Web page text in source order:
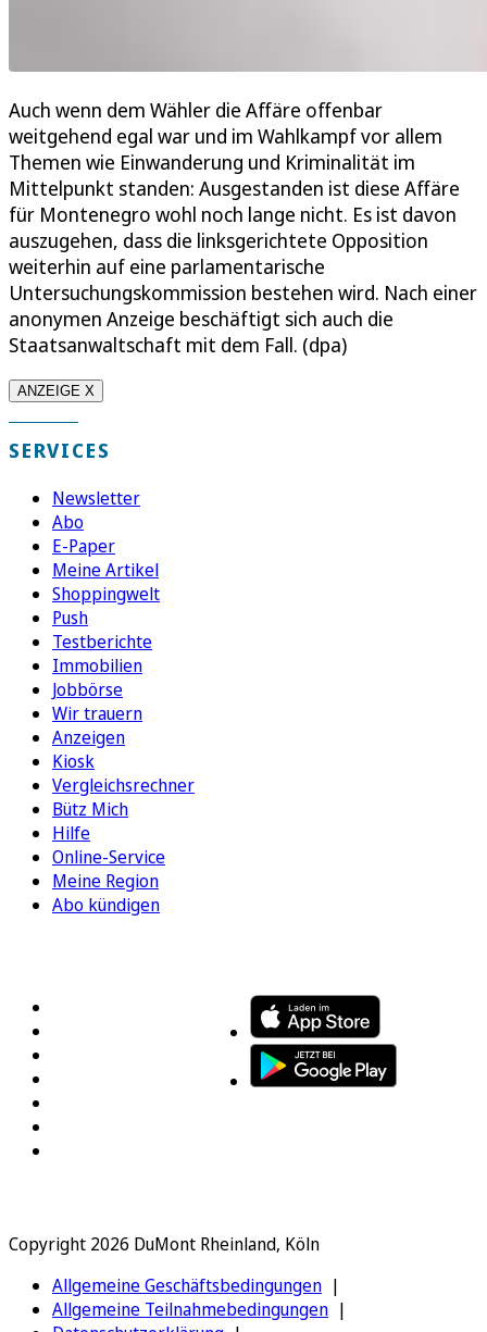
Auch wenn dem Wähler die Affäre offenbar
weitgehend egal war und im Wahlkampf vor allem
Themen wie Einwanderung und Kriminalität im
Mittelpunkt standen: Ausgestanden ist diese Affäre
für Montenegro wohl noch lange nicht. Es ist davon
auszugehen, dass die linksgerichtete Opposition
weiterhin auf eine parlamentarische
Untersuchungskommission bestehen wird. Nach einer
anonymen Anzeige beschäftigt sich auch die
Staatsanwaltschaft mit dem Fall. (dpa)
ANZEIGE X
SERVICES
Newsletter
Abo
E-Paper
Meine Artikel
Shoppingwelt
Push
Testberichte
Immobilien
Jobbörse
Wir trauern
Anzeigen
Kiosk
Vergleichsrechner
Bütz Mich
Hilfe
Online-Service
Meine Region
Abo kündigen
Copyright 2026 DuMont Rheinland, Köln
Allgemeine Geschäftsbedingungen
Allgemeine Teilnahmebedingungen